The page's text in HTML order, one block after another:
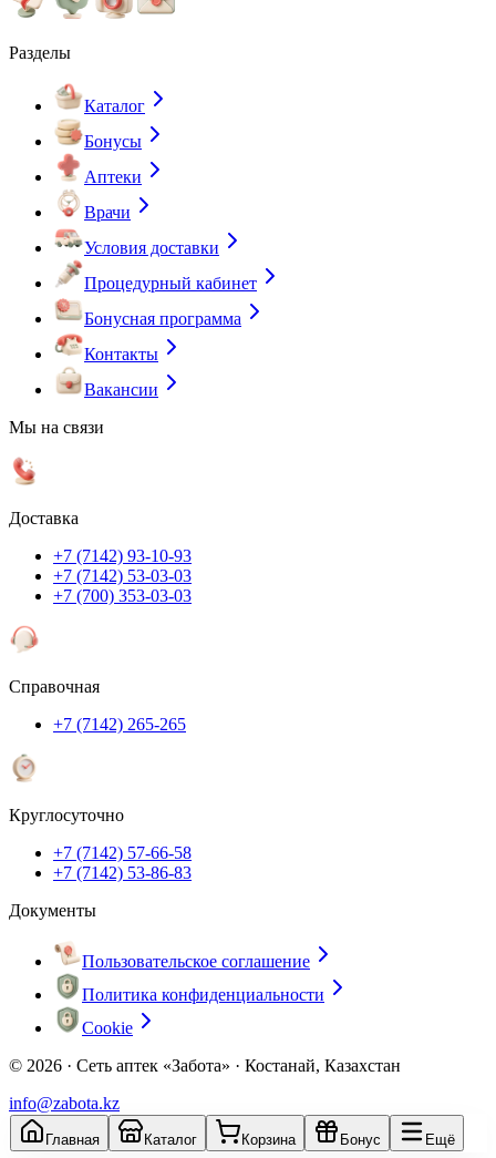
Разделы
Каталог
Бонусы
Аптеки
Врачи
Условия доставки
Процедурный кабинет
Бонусная программа
Контакты
Вакансии
Мы на связи
Доставка
+7 (7142) 93-10-93
+7 (7142) 53-03-03
+7 (700) 353-03-03
Справочная
+7 (7142) 265-265
Круглосуточно
+7 (7142) 57-66-58
+7 (7142) 53-86-83
Документы
Пользовательское соглашение
Политика конфиденциальности
Cookie
© 2026 · Сеть аптек «Забота» · Костанай, Казахстан
info@zabota.kz
Главная Каталог Корзина Бонус Ещё